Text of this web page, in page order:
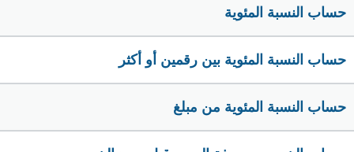
حساب النسبة المئوية
حساب النسبة المئوية بين رقمين أو أكثر
حساب النسبة المئوية من مبلغ